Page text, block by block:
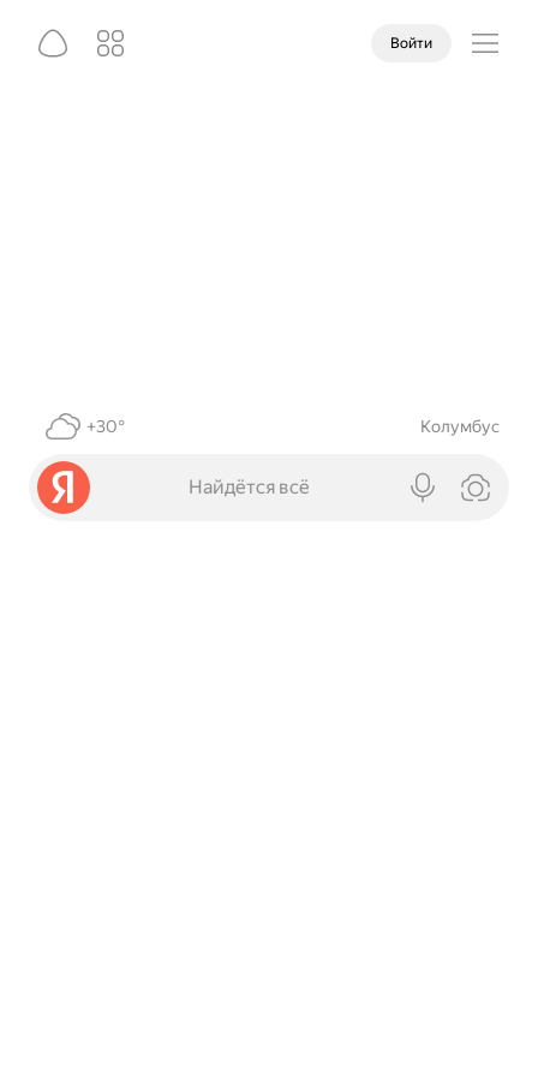
Войти
+30° Колумбус
Найдётся всё